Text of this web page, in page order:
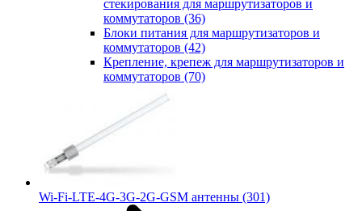
стекирования для маршрутизаторов и
коммутаторов (36)
Блоки питания для маршрутизаторов и
коммутаторов (42)
Крепление, крепеж для маршрутизаторов и
коммутаторов (70)
Wi-Fi-LTE-4G-3G-2G-GSM антенны (301)